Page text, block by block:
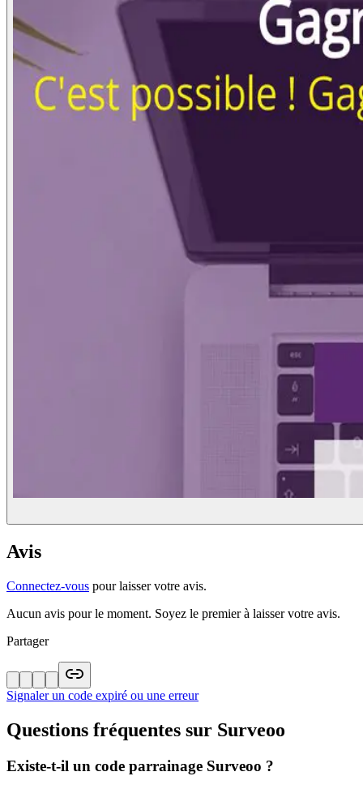
Avis
Connectez-vous pour laisser votre avis.
Aucun avis pour le moment. Soyez le premier à laisser votre avis.
Partager
Signaler un code expiré ou une erreur
Questions fréquentes sur Surveoo
Existe-t-il un code parrainage Surveoo ?